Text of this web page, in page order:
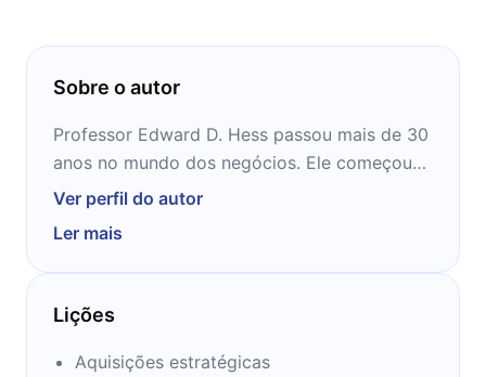
Sobre o autor
Professor Edward D. Hess passou mais de 30
anos no mundo dos negócios. Ele começou
sua carreira na Atlantic Richfield Corporation
Becker, Boettcher & amp; Company, a M. Bass
Grupo Robert e Arthur Andersen. Ele é o
autor de dez livros, mais de 60 artigos
praticante e mais de 60 casos Darden, etc.
que lidam com sistemas de crescimento,
Ver perfil do autor
Ler mais
Lições
Aquisições estratégicas